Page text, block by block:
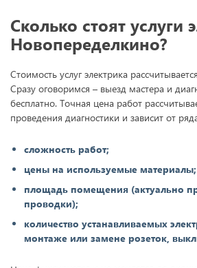
Сколько стоят услуги
Новопеределкино?
Стоимость услуг электрика
Сразу оговоримся – выезд мастера и
бесплатно. Точная цена работ
проведения диагностики и зависит от
сложность работ;
цены на используемые материалы;
площадь помещения (актуально
проводки);
количество устанавливаемых
монтаже или замене розеток,